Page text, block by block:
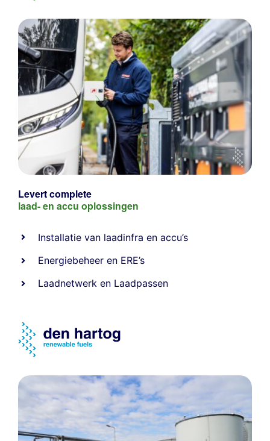
Levert complete
laad- en accu oplossingen
Installatie van laadinfra en accu’s
Energiebeheer en ERE’s
Laadnetwerk en Laadpassen